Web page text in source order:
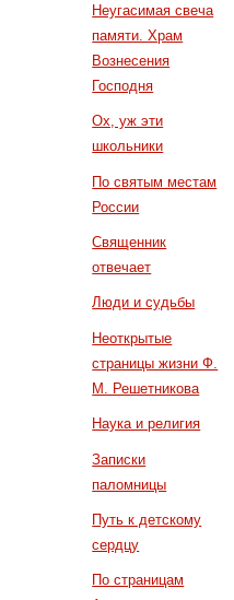
Неугасимая свеча
памяти. Храм
Вознесения
Господня
Ох, уж эти
школьники
По святым местам
России
Священник
отвечает
Люди и судьбы
Неоткрытые
страницы жизни Ф.
М. Решетникова
Наука и религия
Записки
паломницы
Путь к детскому
сердцу
По страницам